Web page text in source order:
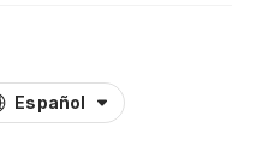
Español